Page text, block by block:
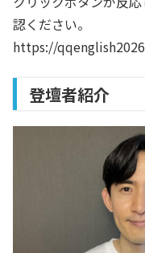
認ください。
https://
登壇者紹介